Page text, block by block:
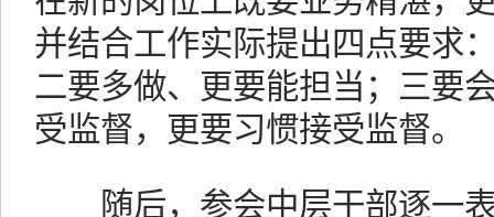
并结合工作实际提出四点要求
二要多做、更要能担当；三要
受监督，更要习惯接受监督。
随后，参会中层干部逐一表